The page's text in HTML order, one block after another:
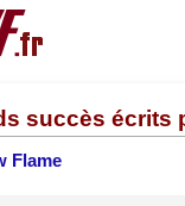
succès écrits
Flame